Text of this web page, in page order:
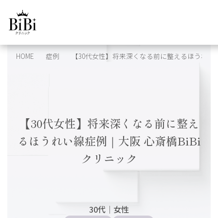
HOME 症例 【30代女性】将来深くなる前に整えるほうれ
【30代女性】将来深くなる前に整え
るほうれい線症例｜大阪 心斎橋BiBi
クリニック
30代 ｜ 女性